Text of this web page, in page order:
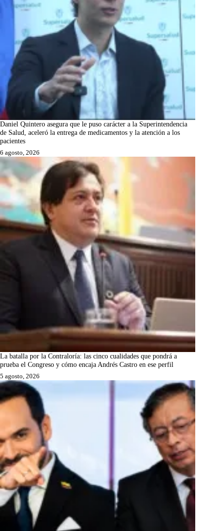
Daniel Quintero asegura que le puso carácter a la Superintendencia
de Salud, aceleró la entrega de medicamentos y la atención a los
pacientes
6 agosto, 2026
La batalla por la Contraloría: las cinco cualidades que pondrá a
prueba el Congreso y cómo encaja Andrés Castro en ese perfil
5 agosto, 2026